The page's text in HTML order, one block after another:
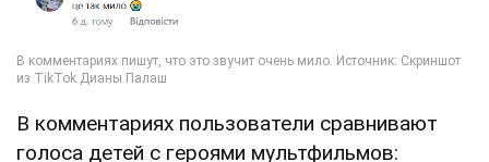
В комментариях пользователи сравнивают
голоса детей с героями мультфильмов: